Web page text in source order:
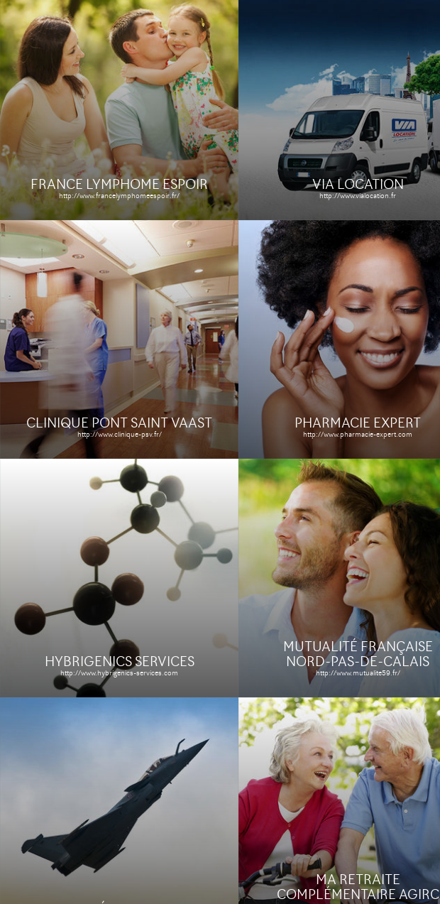
FRANCE LYMPHOME ESPOIR
http://www.francelymphomeespoir.fr/
VIA LOCATION
http://www.vialocation.fr
CLINIQUE PONT SAINT VAAST
http://www.clinique-psv.fr/
CLINIQUE PONT
SAINT VAAST
http://www.clinique-psv.fr/
Le site Étude de cas
PHARMACIE EXPERT
http://www.pharmacie-expert.com
PHARMACIE EXPERT
http://www.pharmacie-expert.com
Le site Étude de cas
HYBRIGENICS SERVICES
http://www.hybrigenics-services.com
HYBRIGENICS
SERVICES
http://www.hybrigenics-services.com
Le site Étude de cas
MUTUALITÉ FRANÇAISE
NORD-PAS-DE-CALAIS
http://www.mutualite59.fr/
MUTUALITÉ
FRANÇAISE NORD-
PAS-DE-CALAIS
http://www.mutualite59.fr/
Le site Étude de cas
ARMÉE DE L'AIR
Étude de cas
MA RETRAITE
COMPLÉMENTAIRE AGIRC
MA RETRAITE
COMPLÉMENTAIRE
AGIRC ARRCO
Étude de cas
AGENCE CP
Le site Étude de cas
ANNUAIRE
MUTUALITÉ NPDC
http://annuaire.mutualite-npdc.fr
Le site Étude de cas